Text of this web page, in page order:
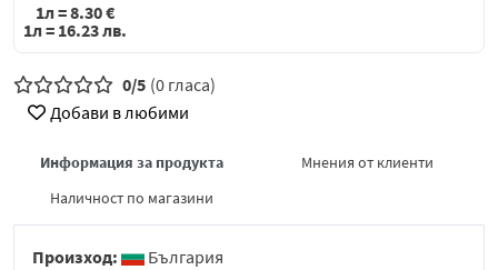
1л =8.30€
1л = 16.23лв.
0/5 (0 гласа)
Добави в любими
Информация за продукта
Мнения от клиенти
Наличност по магазини
Произход:
България